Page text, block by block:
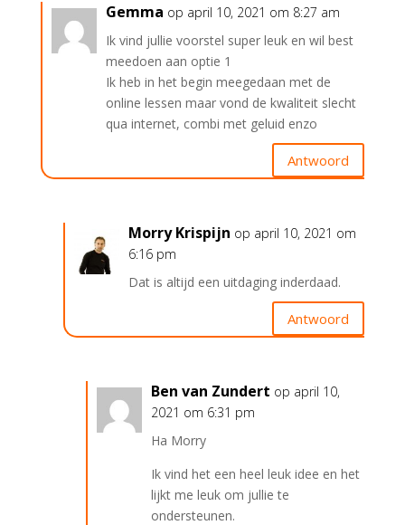
Gemma op april 10, 2021 om 8:27 am
Ik vind jullie voorstel super leuk en wil best
meedoen aan optie 1
Ik heb in het begin meegedaan met de
online lessen maar vond de kwaliteit slecht
qua internet, combi met geluid enzo
Antwoord
Morry Krispijn op april 10, 2021 om
6:16 pm
Dat is altijd een uitdaging inderdaad.
Antwoord
Ben van Zundert op april 10,
2021 om 6:31 pm
Ha Morry
Ik vind het een heel leuk idee en het
lijkt me leuk om jullie te
ondersteunen.